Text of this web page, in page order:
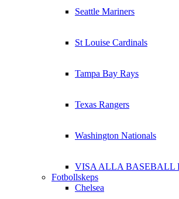
Seattle Mariners
St Louise Cardinals
Tampa Bay Rays
Texas Rangers
Washington Nationals
VISA ALLA BASEBALL
Fotbollskeps
Chelsea